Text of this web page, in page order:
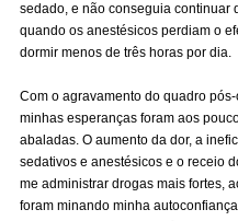
sedado, e não conseguia continuar
quando os anestésicos perdiam o
dormir menos de três horas por dia.
Com o agravamento do quadro
minhas esperanças foram aos
abaladas. O aumento da dor, a
sedativos e anestésicos e o receio
me administrar drogas mais fortes,
foram minando minha